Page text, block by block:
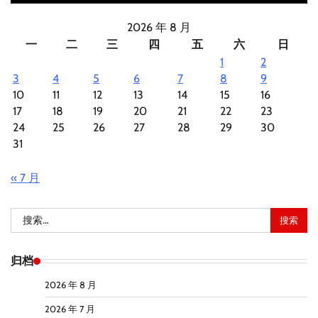
2026 年 8 月
一
二 三 四 五 六
日
1
2
3
4 5 6 7 8
9
10
11 12 13 14 15
16
17
18 19 20 21 22
23
24
25 26 27 28 29
30
31
« 7 月
索：
归档
2026 年 8 月
2026 年 7 月